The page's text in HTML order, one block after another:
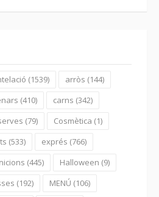
(1539) arròs (144)
(410) carns (342)
(79) Cosmètica (1)
(533) exprés (766)
(445) Halloween (9)
(192) MENÚ (106)